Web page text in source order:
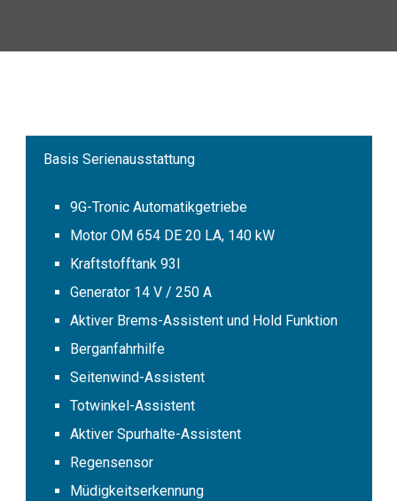
Basis Serienausstattung
9G-Tronic Automatikgetriebe
Motor OM 654 DE 20 LA, 140 kW
Kraftstofftank 93l
Generator 14 V / 250 A
Aktiver Brems-Assistent und Hold Funktion
Berganfahrhilfe
Seitenwind-Assistent
Totwinkel-Assistent
Aktiver Spurhalte-Assistent
Regensensor
Müdigkeitserkennung